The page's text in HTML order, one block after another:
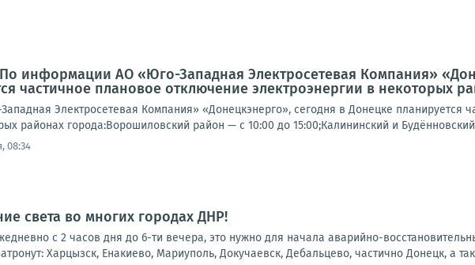
информации АО «Юго-Западная Электросетевая Компания»
частичное плановое отключение электроэнергии в некоторых
Электросетевая Компания» «Донецкэнерго», сегодня в Донецке планируется
районах города:Ворошиловский район — с 10:00 до 15:00;Калининский и
08:34
света во многих городах ДНР!
с 2 часов дня до 6-ти вечера, это нужно для начала аварийно-
Харцызск, Енакиево, Мариуполь, Докучаевск, Дебальцево, частично Донецк, а